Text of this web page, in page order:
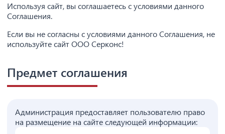
Используя сайт, вы соглашаетесь с условиями данного
Соглашения.
Если вы не согласны с условиями данного Соглашения, не
используйте сайт ООО Серконс!
Предмет соглашения
Администрация предоставляет пользователю право
на размещение на сайте следующей информации: